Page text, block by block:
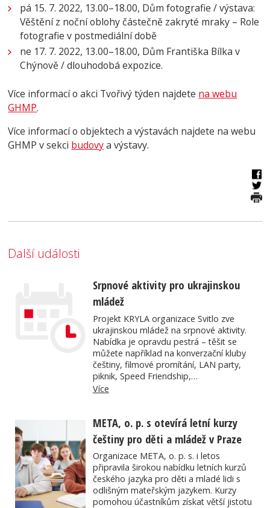
pá 15. 7. 2022, 13.00–18.00, Dům fotografie / výstava:
Věštění z noční oblohy částečně zakryté mraky – Role
fotografie v postmediální době
ne 17. 7. 2022, 13.00–18.00, Dům Františka Bílka v
Chýnově / dlouhodobá expozice.
Více informací o akci Tvořivý týden najdete na webu
GHMP.
Více informací o objektech a výstavách najdete na webu
GHMP v sekci budovya výstavy.
Další události
Srpnové aktivity pro ukrajinskou
mládež
Projekt KRYLA organizace Svitlo zve
ukrajinskou mládež na srpnové aktivity.
Nabídka je opravdu pestrá – těšit se
můžete například na konverzační kluby
češtiny, filmové promítání, LAN party,
piknik, Speed Friendship,…
Více
META, o. p. s otevírá letní kurzy
češtiny pro děti a mládež v Praze
Organizace META, o. p. s. i letos
připravila širokou nabídku letních kurzů
českého jazyka pro děti a mladé lidi s
odlišným mateřským jazykem. Kurzy
pomohou účastníkům získat větší jistotu